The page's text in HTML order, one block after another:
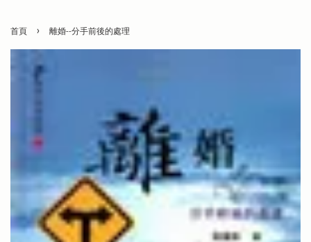
首頁 › 離婚--分手前後的處理